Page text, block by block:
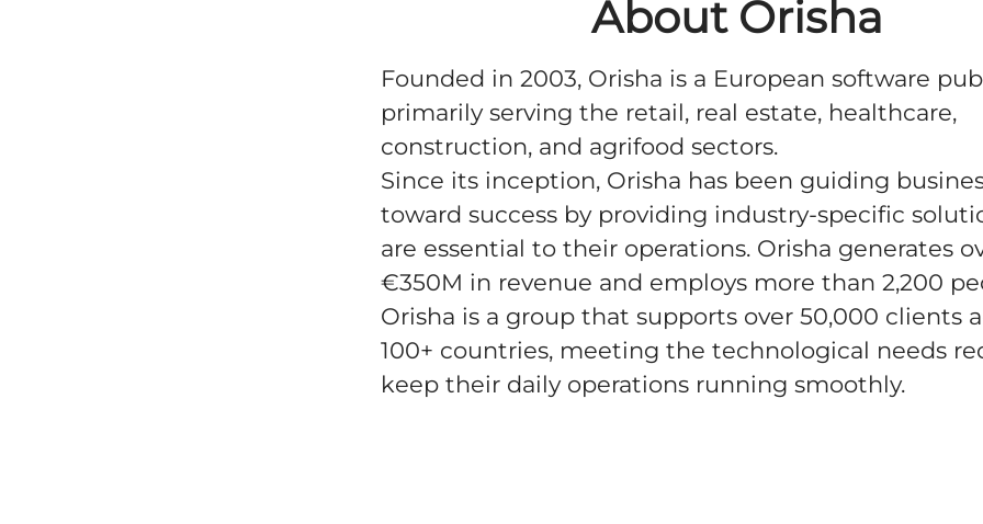
About Orisha
Founded in 2003, Orisha is a European software
primarily serving the retail, real estate, healthcare,
construction, and agrifood sectors.
Since its inception, Orisha has been guiding
toward success by providing industry-specific
are essential to their operations. Orisha generates
€350M in revenue and employs more than 2,200
Orisha is a group that supports over 50,000 clients
100+ countries, meeting the technological needs
keep their daily operations running smoothly.